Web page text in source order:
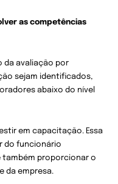
as competências
da avaliação por
sejam identificados,
abaixo do nível
em capacitação. Essa
do funcionário
também proporcionar o
da empresa.